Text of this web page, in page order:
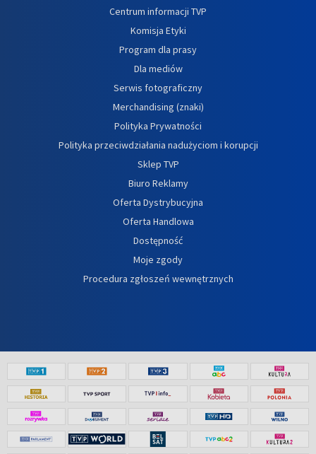
Centrum informacji TVP
Komisja Etyki
Program dla prasy
Dla mediów
Serwis fotograficzny
Merchandising (znaki)
Polityka Prywatności
Polityka przeciwdziałania nadużyciom i korupcji
Sklep TVP
Biuro Reklamy
Oferta Dystrybucyjna
Oferta Handlowa
Dostępność
Moje zgody
Procedura zgłoszeń wewnętrznych